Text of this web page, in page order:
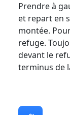
Prendre à
et repart en
montée.
refuge.
devant le
terminus de